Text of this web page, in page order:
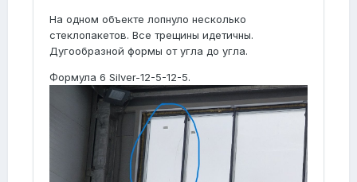
На одном объекте лопнуло несколько
стеклопакетов. Все трещины идетичны.
Дугообразной формы от угла до угла.
Формула 6 Silver-12-5-12-5.